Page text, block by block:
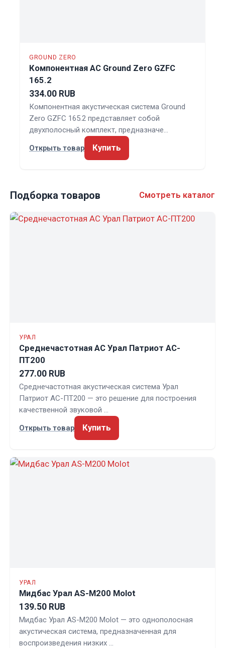
GROUND ZERO
Компонентная АС Ground Zero GZFC
165.2
334.00 RUB
Компонентная акустическая система Ground
Zero GZFC 165.2 представляет собой
двухполосный комплект, предназначе…
Открыть товар
Купить
Подборка товаров Смотреть каталог
УРАЛ
Среднечастотная АС Урал Патриот АС-
ПТ200
277.00 RUB
Среднечастотная акустическая система Урал
Патриот АС-ПТ200 — это решение для построения
качественной звуковой …
Открыть товар
Купить
УРАЛ
Мидбас Урал AS-M200 Molot
139.50 RUB
Мидбас Урал AS-M200 Molot — это однополосная
акустическая система, предназначенная для
воспроизведения низких …